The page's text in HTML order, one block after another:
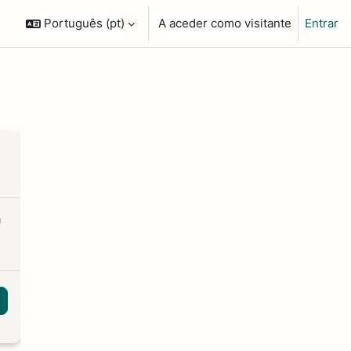
Português ‎(pt)‎ A aceder como visitante Entrar